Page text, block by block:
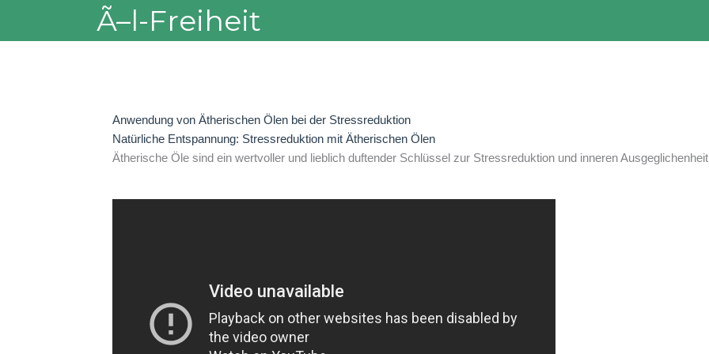
Ã–l-Freiheit
Anwendung von Ätherischen Ölen bei der Stressreduktion
Natürliche Entspannung: Stressreduktion mit Ätherischen Ölen
Ätherische Öle sind ein wertvoller und lieblich duftender Schlüssel zur Stressreduktion und inneren